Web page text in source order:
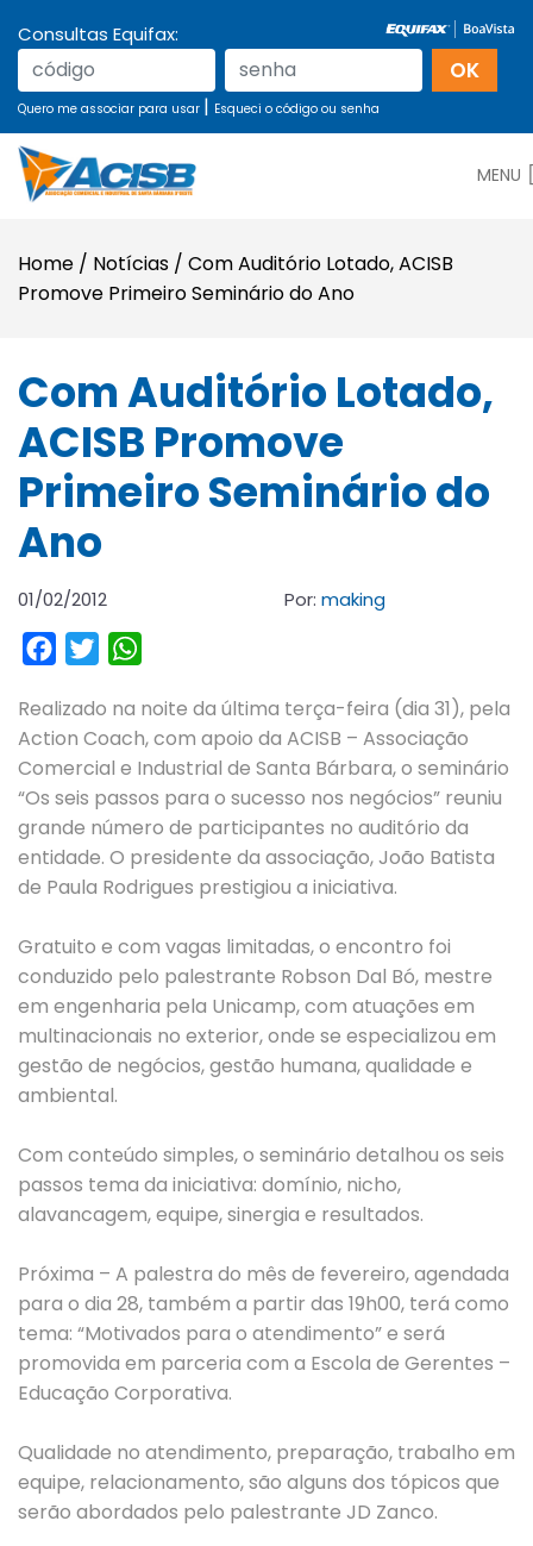
Consultas Equifax:
Quero me associar para usar | Esqueci o código ou senha
MENU
Home / Notícias / Com Auditório Lotado, ACISB
Promove Primeiro Seminário do Ano
Com Auditório Lotado,
ACISB Promove
Primeiro Seminário do
Ano
01/02/2012 Por: making
Facebook
Twitter
Realizado na noite da última terça-feira (dia 31), pela
Action Coach, com apoio da ACISB – Associação
Comercial e Industrial de Santa Bárbara, o seminário
“Os seis passos para o sucesso nos negócios” reuniu
grande número de participantes no auditório da
entidade. O presidente da associação, João Batista
de Paula Rodrigues prestigiou a iniciativa.
Gratuito e com vagas limitadas, o encontro foi
conduzido pelo palestrante Robson Dal Bó, mestre
em engenharia pela Unicamp, com atuações em
multinacionais no exterior, onde se especializou em
gestão de negócios, gestão humana, qualidade e
ambiental.
Com conteúdo simples, o seminário detalhou os seis
passos tema da iniciativa: domínio, nicho,
alavancagem, equipe, sinergia e resultados.
Próxima – A palestra do mês de fevereiro, agendada
para o dia 28, também a partir das 19h00, terá como
tema: “Motivados para o atendimento” e será
promovida em parceria com a Escola de Gerentes –
Educação Corporativa.
Qualidade no atendimento, preparação, trabalho em
equipe, relacionamento, são alguns dos tópicos que
serão abordados pelo palestrante JD Zanco.